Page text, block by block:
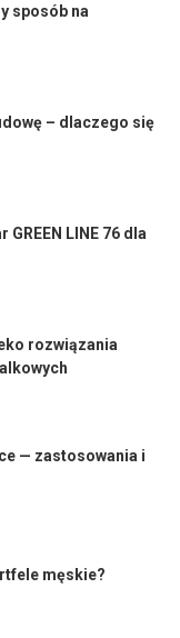
sposób na
– dlaczego się
LINE 76 dla
rozwiązania
— zastosowania i
męskie?